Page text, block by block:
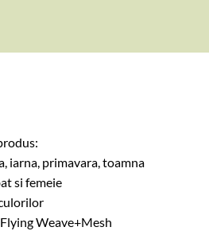
iarna, primavara, toamna
si femeie
Weave+Mesh